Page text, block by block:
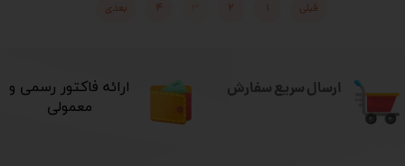
قبلی ۱ ۲ ۴ بعدی
ارسال سریع سفارش
​ارائه فاکتور رسمی و
معمولی